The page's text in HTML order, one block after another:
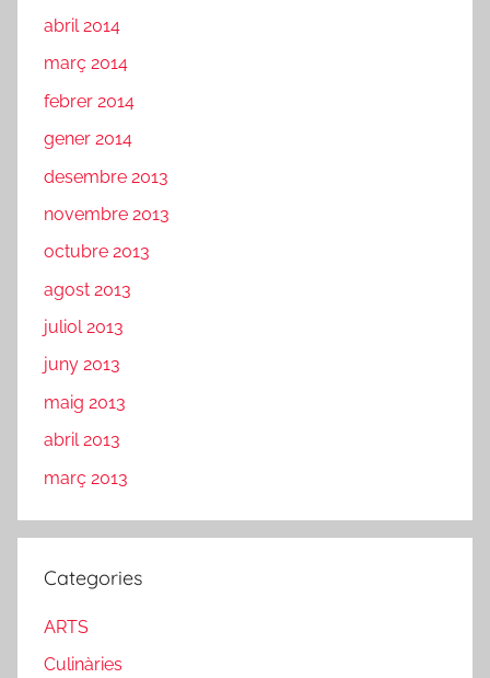
abril 2014
març 2014
febrer 2014
gener 2014
desembre 2013
novembre 2013
octubre 2013
agost 2013
juliol 2013
juny 2013
maig 2013
abril 2013
març 2013
Categories
ARTS
Culinàries